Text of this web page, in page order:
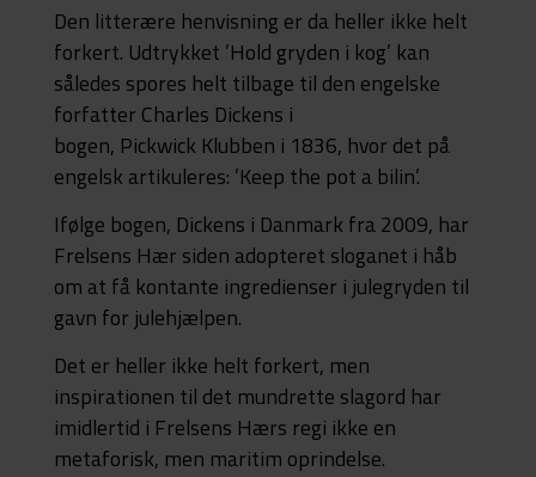
Den litterære henvisning er da heller ikke helt
forkert. Udtrykket ’Hold gryden i kog’ kan
således spores helt tilbage til den engelske
forfatter Charles Dickens i
bogen, Pickwick Klubben i 1836, hvor det på
engelsk artikuleres: ’Keep the pot a bilin’.
Ifølge bogen, Dickens i Danmark fra 2009, har
Frelsens Hær siden adopteret sloganet i håb
om at få kontante ingredienser i julegryden til
gavn for julehjælpen.
Det er heller ikke helt forkert, men
inspirationen til det mundrette slagord har
imidlertid i Frelsens Hærs regi ikke en
metaforisk, men maritim oprindelse.